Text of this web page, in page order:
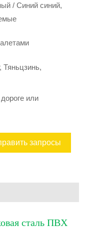
/ Синий синий,
Тяньцзинь,
или
запросы
сталь ПВХ